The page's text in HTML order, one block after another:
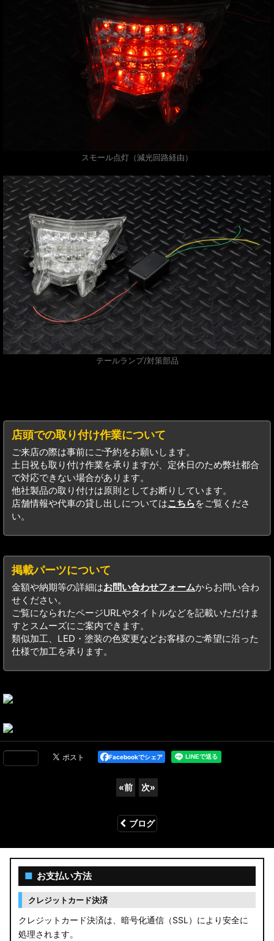
スモール点灯（減光回路経由）
テールランプ/対策部品
店頭での取り付け作業について
ご来店の際は事前にご予約をお願いします。
土日祝も取り付け作業を承りますが、定休日のため弊社都合
で対応できない場合があります。
他社製品の取り付けは原則としてお断りしています。
店舗情報や代車の貸し出しについてはこちらをご覧くださ
い。
掲載パーツについて
金額や納期等の詳細はお問い合わせフォームからお問い合わ
せください。
ご覧になられたページURLやタイトルなどを記載いただけま
すとスムーズにご案内できます。
類似加工、LED・塗装の色変更などお客様のご希望に沿った
仕様で加工を承ります。
Facebookでシェア
«前 次»
ブログ
■ お支払い方法
クレジットカード決済
クレジットカード決済は、暗号化通信（SSL）により安全に
処理されます。